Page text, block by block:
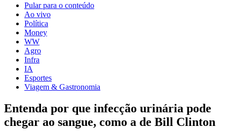
Pular para o conteúdo
Ao vivo
Política
Money
WW
Agro
Infra
IA
Esportes
Viagem & Gastronomia
Entenda por que infecção urinária pode
chegar ao sangue, como a de Bill Clinton